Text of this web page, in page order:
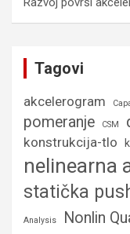
Tagovi
akcelerogram
pomeranje
CSM
konstrukcija-tlo
nelinearna
statička
Analysis Nonlin